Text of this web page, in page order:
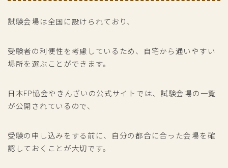
試験会場は全国に設けられており、
受験者の利便性を考慮しているため、自宅から通いやすい
場所を選ぶことができます。
日本FP協会やきんざいの公式サイトでは、試験会場の一覧
が公開されているので、
受験の申し込みをする前に、自分の都合に合った会場を確
認しておくことが大切です。